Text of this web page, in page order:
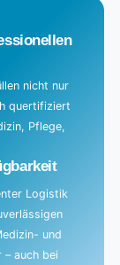
nicht nur
quertifiziert
Pflege,
Logistik
und
auch bei